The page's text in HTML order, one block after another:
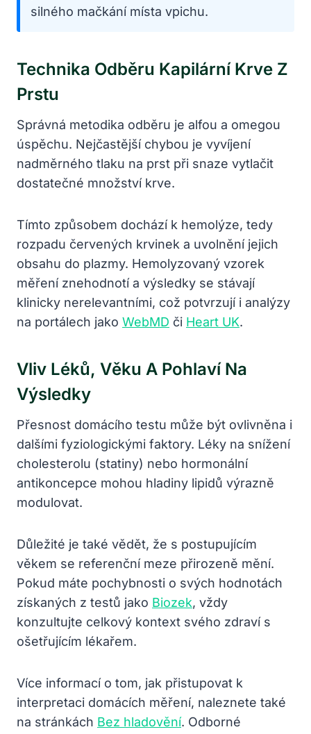
silného mačkání místa vpichu.
Technika Odběru Kapilární Krve Z
Prstu
Správná metodika odběru je alfou a omegou
úspěchu. Nejčastější chybou je vyvíjení
nadměrného tlaku na prst při snaze vytlačit
dostatečné množství krve.
Tímto způsobem dochází k hemolýze, tedy
rozpadu červených krvinek a uvolnění jejich
obsahu do plazmy. Hemolyzovaný vzorek
měření znehodnotí a výsledky se stávají
klinicky nerelevantními, což potvrzují i analýzy
na portálech jako WebMD či Heart UK.
Vliv Léků, Věku A Pohlaví Na
Výsledky
Přesnost domácího testu může být ovlivněna i
dalšími fyziologickými faktory. Léky na snížení
cholesterolu (statiny) nebo hormonální
antikoncepce mohou hladiny lipidů výrazně
modulovat.
Důležité je také vědět, že s postupujícím
věkem se referenční meze přirozeně mění.
Pokud máte pochybnosti o svých hodnotách
získaných z testů jako Biozek, vždy
konzultujte celkový kontext svého zdraví s
ošetřujícím lékařem.
Více informací o tom, jak přistupovat k
interpretaci domácích měření, naleznete také
na stránkách Bez hladovění. Odborné